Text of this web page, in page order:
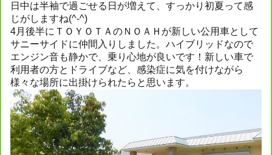
日中は半袖で過ごせる日が増えて、すっかり初夏って感
じがしますね(^-^)
4月後半にＴＯＹＯＴＡのＮＯＡＨが新しい公用車として
サニーサイドに仲間入りしました。ハイブリッドなので
エンジン音も静かで、乗り心地が良いです！新しい車で
利用者の方とドライブなど、感染症に気を付けながら
様々な場所に出掛けられたらと思います。